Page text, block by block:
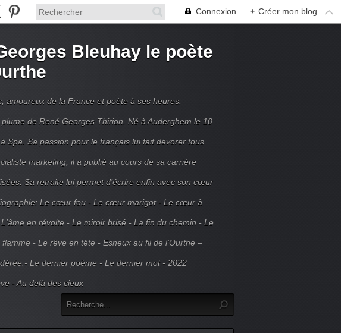
Connexion + Créer mon blog
Bleuhay le poète
amoureux de la France et poète à ses heures.
de René Georges Thirion. Né à Auderghem le 10
Spa. Sa passion pour le français lui fait dévorer tous
marketing, il a publié au cours de sa carrière
Sa retraite lui permet d’écrire enfin avec son cœur
Le cœur fou - Le cœur marigot - Le cœur à
en révolte - Le miroir brisé - La fin du chemin - Le
- Le rêve en tête - Esneux au fil de l'Ourthe –
Le dernier poème - Le dernier mot - 2022
- Au delà des cieux